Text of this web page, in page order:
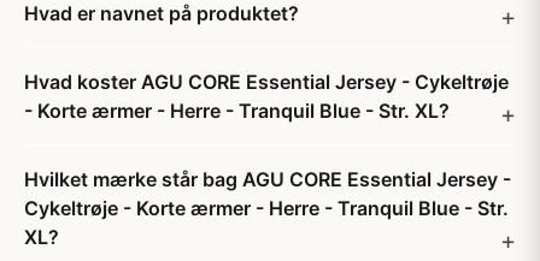
Hvad er navnet på produktet?
Hvad koster AGU CORE Essential Jersey - Cykeltrøje
- Korte ærmer - Herre - Tranquil Blue - Str. XL?
Hvilket mærke står bag AGU CORE Essential Jersey -
Cykeltrøje - Korte ærmer - Herre - Tranquil Blue - Str.
XL?